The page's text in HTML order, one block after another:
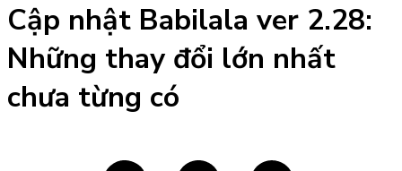
Cập nhật Babilala ver 2.28:
Những thay đổi lớn nhất
chưa từng có